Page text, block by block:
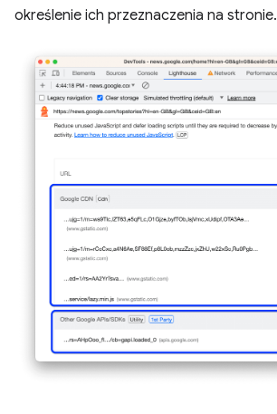
określenie ich przeznaczenia na stronie.